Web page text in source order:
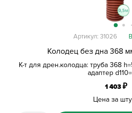
Колодец без дна 368
К-т для дрен.колодца: труба 368
адаптер
Артикул: 31026
1 403₽
Цена за